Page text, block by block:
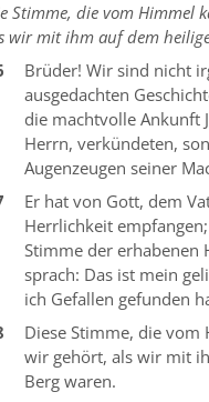
Stimme, die vom Himmel
wir mit ihm auf dem
Brüder! Wir sind nicht
ausgedachten
die machtvolle Ankunft
Herrn, verkündeten,
Augenzeugen seiner
Er hat von Gott, dem
Herrlichkeit
Stimme der erhabenen
sprach: Das ist mein
ich Gefallen gefunden
Diese Stimme, die vom
wir gehört, als wir mit
Berg waren.